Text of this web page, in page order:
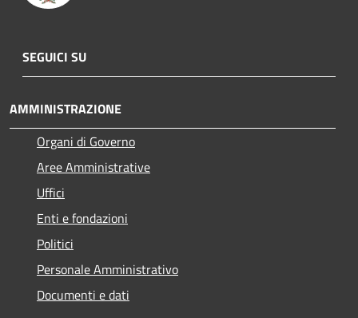
SEGUICI SU
AMMINISTRAZIONE
Organi di Governo
Aree Amministrative
Uffici
Enti e fondazioni
Politici
Personale Amministrativo
Documenti e dati